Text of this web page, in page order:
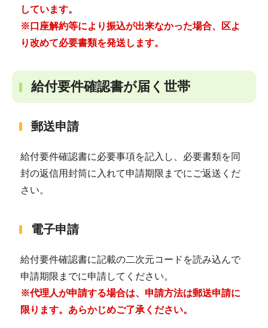
しています。
※口座解約等により振込が出来なかった場合、区よ
り改めて必要書類を発送します。
給付要件確認書が届く世帯
郵送申請
給付要件確認書に必要事項を記入し、必要書類を同
封の返信用封筒に入れて申請期限までにご返送くだ
さい。
電子申請
給付要件確認書に記載の二次元コードを読み込んで
申請期限までに申請してください。
※代理人が申請する場合は、申請方法は郵送申請に
限ります。あらかじめご了承ください。